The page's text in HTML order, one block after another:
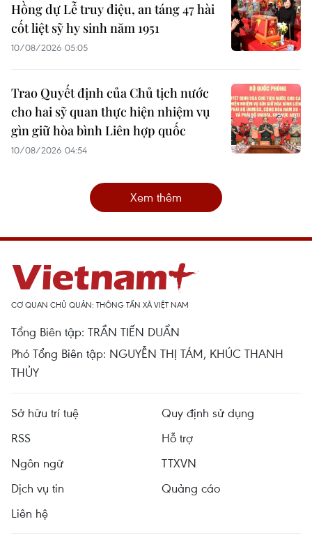
Hồng dự Lễ truy điệu, an táng 47 hài
cốt liệt sỹ hy sinh năm 1951
10/08/2026 05:05
Trao Quyết định của Chủ tịch nước
cho hai sỹ quan thực hiện nhiệm vụ
gìn giữ hòa bình Liên hợp quốc
10/08/2026 04:54
Xem thêm
CƠ QUAN CHỦ QUẢN: THÔNG TẤN XÃ VIỆT NAM
Tổng Biên tập: TRẦN TIẾN DUẨN
Phó Tổng Biên tập: NGUYỄN THỊ TÁM, KHÚC THANH
THỦY
Sở hữu trí tuệ
Quy định sử dụng
RSS
Hỗ trợ
Ngôn ngữ
TTXVN
Dịch vụ tin
Quảng cáo
Liên hệ